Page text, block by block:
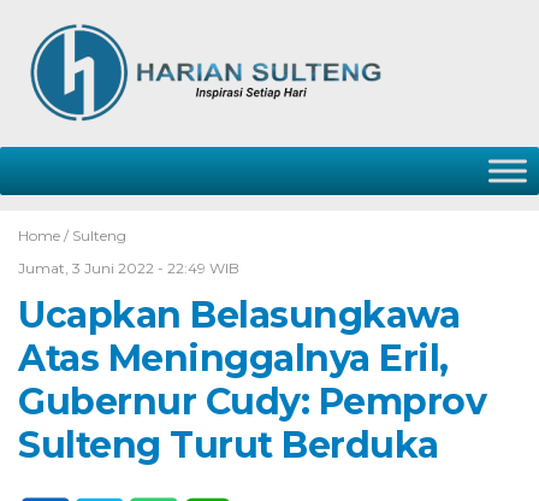
Home / Sulteng
Jumat, 3 Juni 2022 - 22:49 WIB
Ucapkan Belasungkawa
Atas Meninggalnya Eril,
Gubernur Cudy: Pemprov
Sulteng Turut Berduka